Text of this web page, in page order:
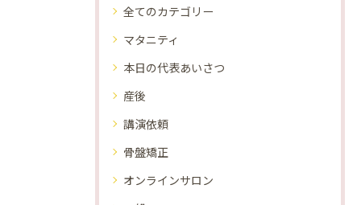
全てのカテゴリー
マタニティ
本日の代表あいさつ
産後
講演依頼
骨盤矯正
オンラインサロン